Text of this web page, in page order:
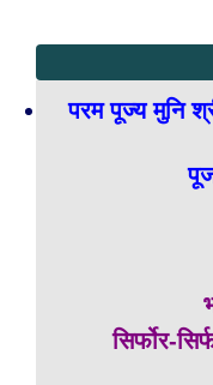
परम पूज्य मुनि
सिर्फोर-